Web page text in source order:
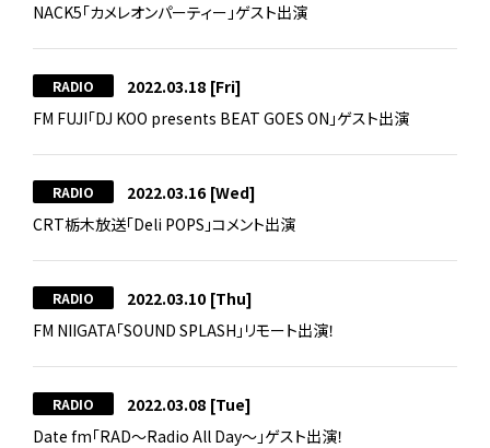
NACK5「カメレオンパーティー」ゲスト出演
RADIO 2022.03.18 [Fri]
FM FUJI「DJ KOO presents BEAT GOES ON」ゲスト出演
RADIO 2022.03.16 [Wed]
CRT栃木放送「Deli POPS」コメント出演
RADIO 2022.03.10 [Thu]
FM NIIGATA「SOUND SPLASH」リモート出演！
RADIO 2022.03.08 [Tue]
Date fm「RAD～Radio All Day～」ゲスト出演！